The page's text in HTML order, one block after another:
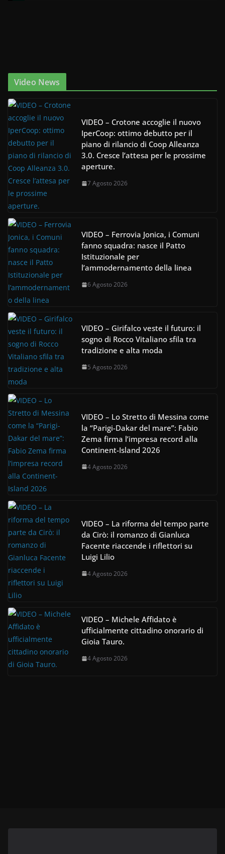
Video News
VIDEO – Crotone accoglie il nuovo
IperCoop: ottimo debutto per il
piano di rilancio di Coop Alleanza
3.0. Cresce l’attesa per le prossime
aperture.
7 Agosto 2026
VIDEO – Ferrovia Jonica, i Comuni
fanno squadra: nasce il Patto
Istituzionale per
l’ammodernamento della linea
6 Agosto 2026
VIDEO – Girifalco veste il futuro: il
sogno di Rocco Vitaliano sfila tra
tradizione e alta moda
5 Agosto 2026
VIDEO – Lo Stretto di Messina come
la “Parigi-Dakar del mare”: Fabio
Zema firma l’impresa record alla
Continent-Island 2026
4 Agosto 2026
VIDEO – La riforma del tempo parte
da Cirò: il romanzo di Gianluca
Facente riaccende i riflettori su
Luigi Lilio
4 Agosto 2026
VIDEO – Michele Affidato è
ufficialmente cittadino onorario di
Gioia Tauro.
4 Agosto 2026